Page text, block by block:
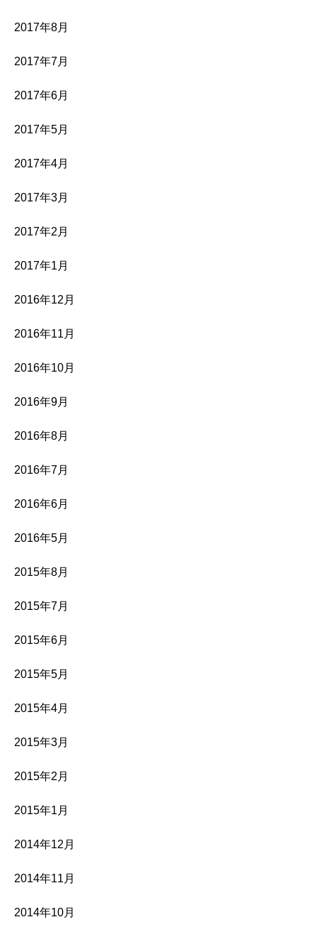
2017年8月
2017年7月
2017年6月
2017年5月
2017年4月
2017年3月
2017年2月
2017年1月
2016年12月
2016年11月
2016年10月
2016年9月
2016年8月
2016年7月
2016年6月
2016年5月
2015年8月
2015年7月
2015年6月
2015年5月
2015年4月
2015年3月
2015年2月
2015年1月
2014年12月
2014年11月
2014年10月